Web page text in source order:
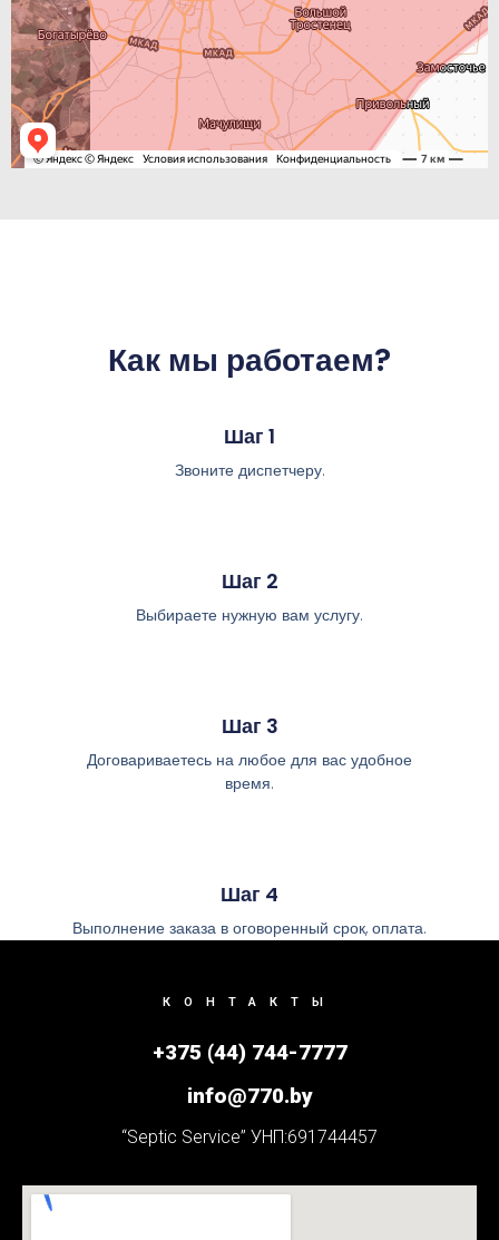
Как мы работаем?
Шаг 1
Звоните диспетчеру.
Шаг 2
Выбираете нужную вам услугу.
Шаг 3
Договариваетесь на любое для вас удобное
время.
Шаг 4
Выполнение заказа в оговоренный срок, оплата.
КОНТАКТЫ
+375 (44) 744-7777
info@770.by
“Septic Service” УНП:691744457